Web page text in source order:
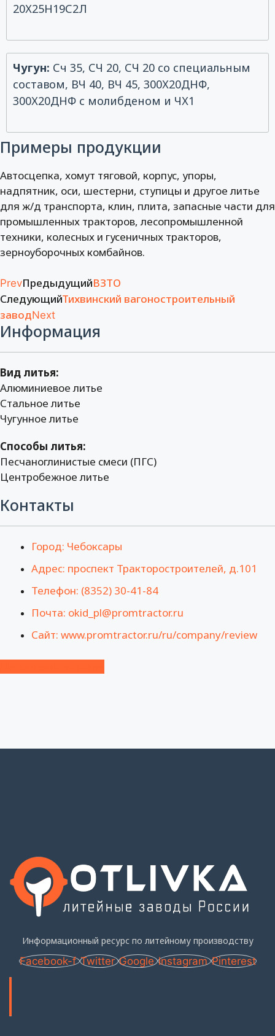
20Х25Н19С2Л
Чугун: Сч 35, СЧ 20, СЧ 20 со специальным
составом, ВЧ 40, ВЧ 45, 300Х20ДНФ,
300Х20ДНФ с молибденом и ЧХ1
Примеры продукции
Автосцепка, хомут тяговой, корпус, упоры,
надпятник, оси, шестерни, ступицы и другое литье
для ж/д транспорта, клин, плита, запасные части для
промышленных тракторов, лесопромышленной
техники, колесных и гусеничных тракторов,
зерноуборочных комбайнов.
PrevПредыдущийВЗТО
СледующийТихвинский вагоностроительный
заводNext
Информация
Вид литья:
Алюминиевое литье
Стальное литье
Чугунное литье
Способы литья:
Песчаноглинистые смеси (ПГС)
Центробежное литье
Контакты
Город: Чебоксары
Адрес: проспект Тракторостроителей, д.101
Телефон: (8352) 30-41-84
Почта: okid_pl@promtractor.ru
Сайт: www.promtractor.ru/ru/company/review
Информационный ресурс по литейному производству
Facebook-f Twitter Google Instagram Pinterest